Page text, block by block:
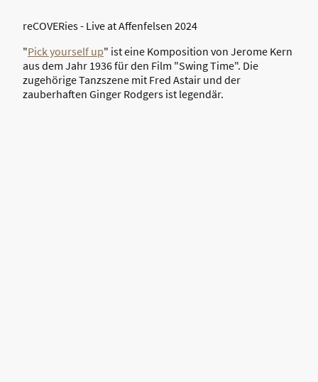
reCOVERies - Live at Affenfelsen 2024
"Pick yourself up" ist eine Komposition von Jerome Kern
aus dem Jahr 1936 für den Film "Swing Time". Die
zugehörige Tanzszene mit Fred Astair und der
zauberhaften Ginger Rodgers ist legendär.